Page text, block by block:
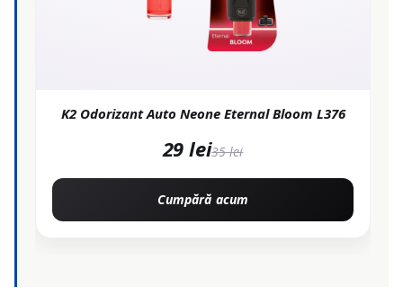
K2 Odorizant Auto Neone Eternal Bloom L376
29 lei35 lei
Cumpără acum